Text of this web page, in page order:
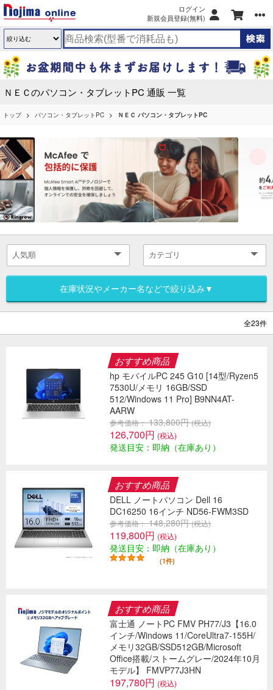
ログイン
新規会員登録(無料)
ＮＥＣのパソコン・タブレットPC 通販 一覧
トップ パソコン・タブレットPC ＮＥＣ パソコン・タブレットPC
在庫状況やメーカー名などで絞り込み▼
全23件
おすすめ商品
hp モバイルPC 245 G10 [14型/Ryzen5
7530U/メモリ 16GB/SSD
512/Windows 11 Pro] B9NN4AT-
AARW
参考価格： 133,800円(税込)
126,700円 (税込)
発送目安：即納（在庫あり）
おすすめ商品
DELL ノートパソコン Dell 16
DC16250 16インチ ND56-FWM3SD
参考価格： 148,280円(税込)
119,800円 (税込)
発送目安：即納（在庫あり）
(1件)
おすすめ商品
富士通 ノートPC FMV PH77/J3【16.0
インチ/Windows 11/CoreUltra7-155H/
メモリ32GB/SSD512GB/Microsoft
Office搭載/ストームグレー/2024年10月
モデル】 FMVP77J3HN
197,780円 (税込)